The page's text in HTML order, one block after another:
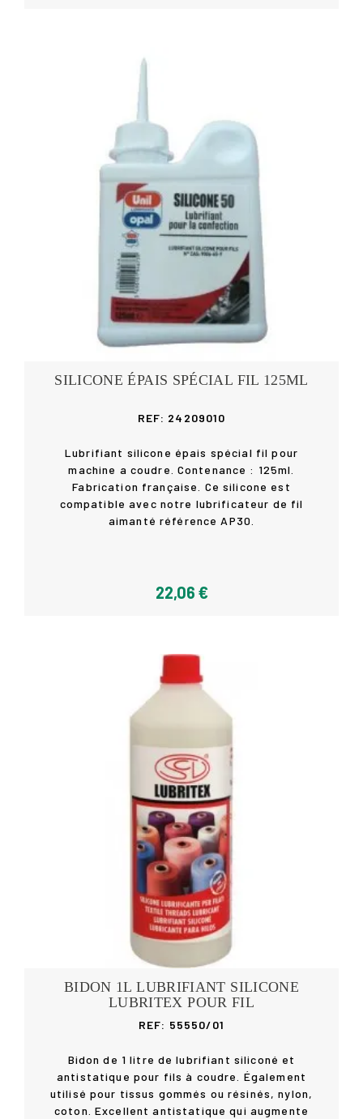
Acheter
SILICONE ÉPAIS SPÉCIAL FIL 125ML
REF: 24209010
Lubrifiant silicone épais spécial fil pour
machine a coudre. Contenance : 125ml.
Fabrication française. Ce silicone est
compatible avec notre lubrificateur de fil
aimanté référence AP30.
22,06 €
Acheter
BIDON 1L LUBRIFIANT SILICONE
LUBRITEX POUR FIL
REF: 55550/01
Bidon de 1 litre de lubrifiant siliconé et
antistatique pour fils à coudre. Également
utilisé pour tissus gommés ou résinés, nylon,
coton. Excellent antistatique qui augmente